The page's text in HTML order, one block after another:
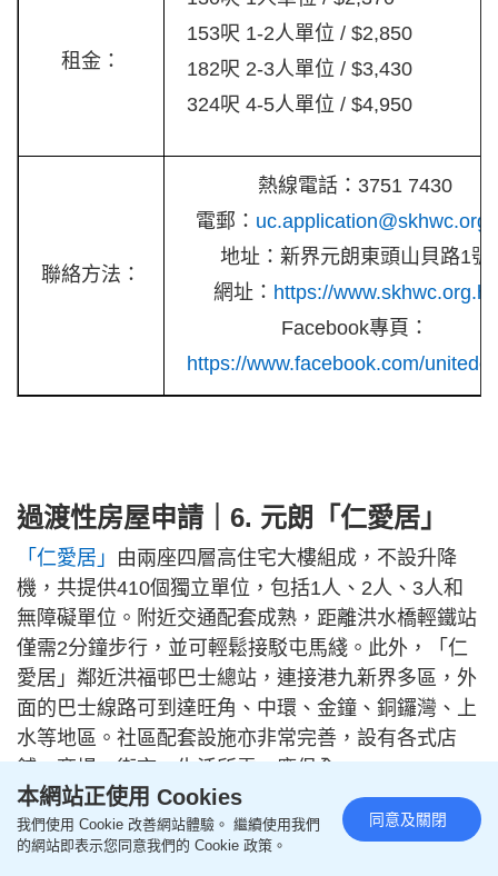
租金：
153呎 1-2人單位 / $2,850
182呎 2-3人單位 / $3,430
324呎 4-5人單位 / $4,950
聯絡方法：
熱線電話：3751 7430
電郵：
地址：新界元朗東頭山貝路1號
網址： https://www.skhwc.org.hk
Facebook專頁：
https://www.facebook.com/
過渡性房屋申請｜6. 元朗「仁愛居」
「仁愛居」 由兩座四層高住宅大樓組成，不設升降
機，共提供410個獨立單位，包括1人、2人、3人和
無障礙單位。附近交通配套成熟，距離洪水橋輕鐵站
僅需2分鐘步行，並可輕鬆接駁屯馬綫。此外，「仁
愛居」鄰近洪福邨巴士總站，連接港九新界多區，外
面的巴士線路可到達旺角、中環、金鐘、銅鑼灣、上
水等地區。社區配套設施亦非常完善，設有各式店
舖、商場、街市，生活所需一應俱全。
本網站正使用 Cookies
我們使用 Cookie 改善網站體驗。 繼續使用我們
的網站即表示您同意我們的 Cookie 政策。
同意及關閉